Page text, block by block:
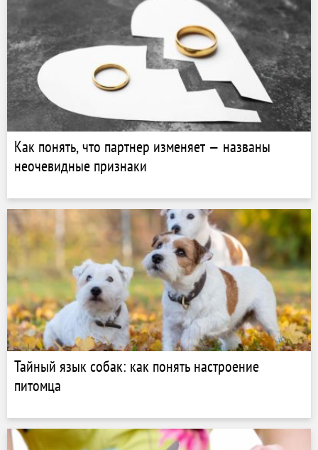
Как понять, что партнер изменяет — названы
неочевидные признаки
Тайный язык собак: как понять настроение
питомца